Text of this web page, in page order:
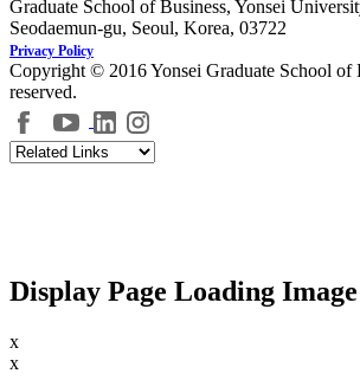
Graduate School of Business, Yonsei
Seodaemun-gu, Seoul, Korea, 03722
Privacy Policy
Copyright © 2016 Yonsei Graduate School of
reserved.
Display Page Loading Image
x
x